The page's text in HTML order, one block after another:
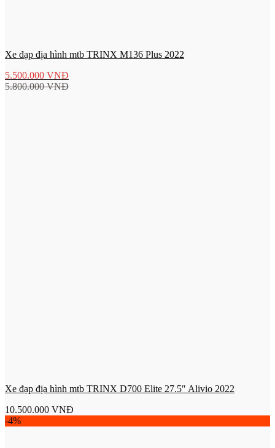
Xe đạp địa hình mtb TRINX M136 Plus 2022
5.500.000 VNĐ
5.800.000VNĐ
Xe đạp địa hình mtb TRINX D700 Elite 27.5″ Alivio 2022
10.500.000 VNĐ
-4%